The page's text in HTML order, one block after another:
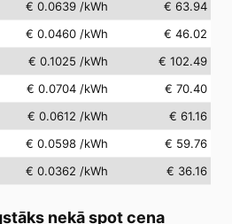
€ 0.0639 /kWh
€ 63.94
€ 0.0460 /kWh
€ 46.02
€ 0.1025 /kWh
€ 102.49
€ 0.0704 /kWh
€ 70.40
€ 0.0612 /kWh
€ 61.16
€ 0.0598 /kWh
€ 59.76
€ 0.0362 /kWh € 36.16
nekā spot cena